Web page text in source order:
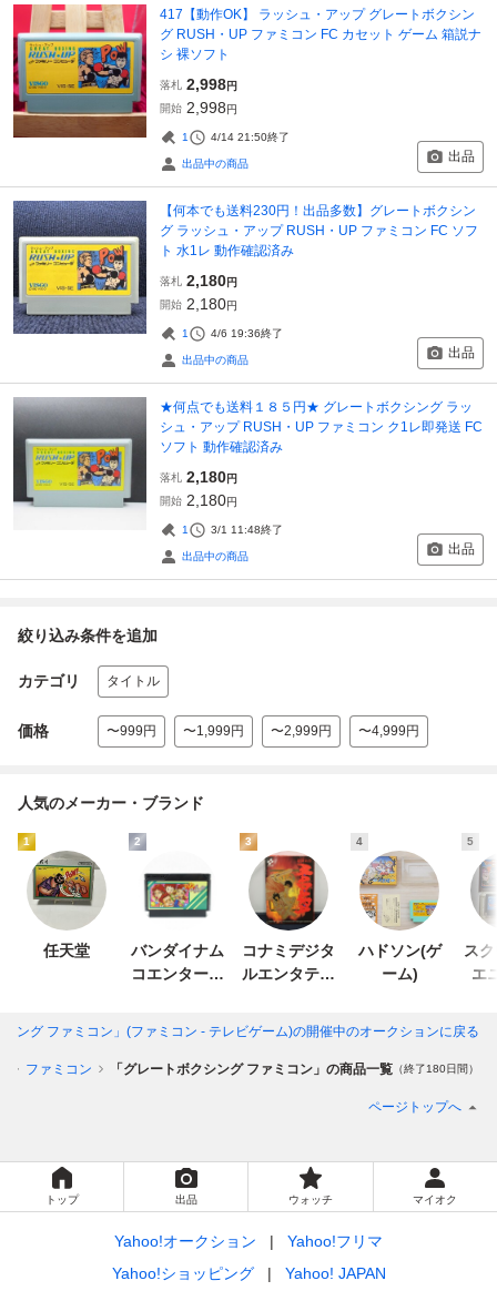
417【動作OK】 ラッシュ・アップ グレートボクシン
グ RUSH・UP ファミコン FC カセット ゲーム 箱説ナ
シ 裸ソフト
落札 2,998円
開始 2,998円
1 4/14 21:50終了
出品中の商品 出品
【何本でも送料230円！出品多数】グレートボクシン
グ ラッシュ・アップ RUSH・UP ファミコン FC ソフ
ト 水1レ 動作確認済み
落札 2,180円
開始 2,180円
1 4/6 19:36終了
出品中の商品 出品
★何点でも送料１８５円★ グレートボクシング ラッ
シュ・アップ RUSH・UP ファミコン ク1レ即発送 FC
ソフト 動作確認済み
落札 2,180円
開始 2,180円
1 3/1 11:48終了
出品中の商品 出品
絞り込み条件を追加
カテゴリ タイトル
価格 〜999円 〜1,999円 〜2,999円 〜4,999円
人気のメーカー・ブランド
1
任天堂
2
バンダイナム
コエンターテ
3
コナミデジタ
ルエンタテイ
4
ハドソン(ゲ
ーム)
5
ス
エ
ング ファミコン」(ファミコン - テレビゲーム)の開催中のオークションに戻る
ファミコン 「グレートボクシング ファミコン」の商品一覧 （終了180日間）
ページトップへ
トップ 出品 ウォッチ マイオク
Yahoo!オークション
Yahoo!フリマ
Yahoo!ショッピング
Yahoo! JAPAN